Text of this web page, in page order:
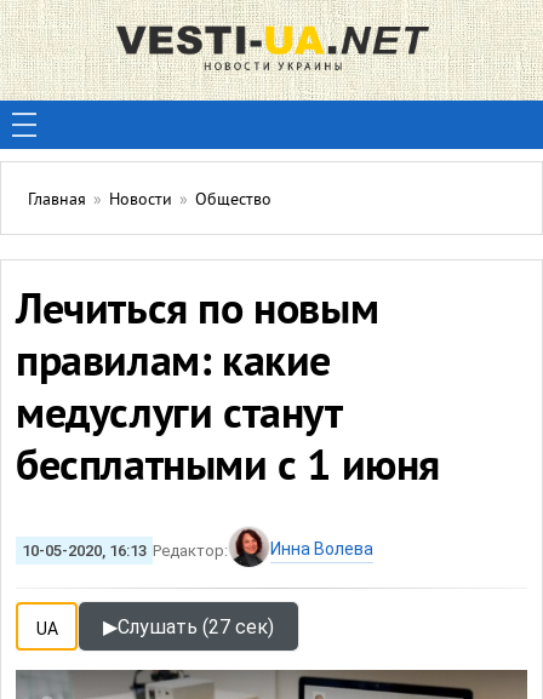
Главная » Новости » Общество
Лечиться по новым
правилам: какие
медуслуги станут
бесплатными с 1 июня
10-05-2020, 16:13 Редактор: Инна Волева
UA ▶Слушать (27 сек)